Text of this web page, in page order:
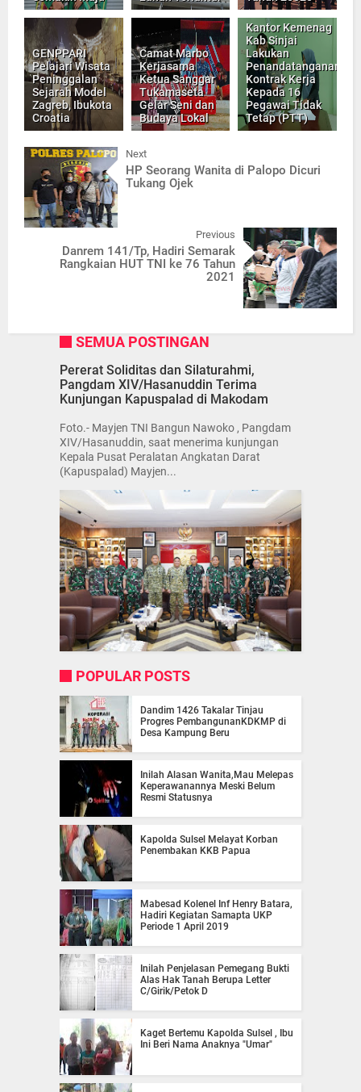
GENPPARI
Pelajari Wisata
Peninggalan
Sejarah Model
Zagreb, Ibukota
Croatia
Camat Marbo
Kerjasama
Ketua Sanggar
Tukamaseta
Gelar Seni dan
Budaya Lokal
Kantor Kemenag
Kab Sinjai
Lakukan
Penandatanganan
Kontrak Kerja
Kepada 16
Pegawai Tidak
Tetap (PTT)
Next
HP Seorang Wanita di Palopo Dicuri
Tukang Ojek
Previous
Danrem 141/Tp, Hadiri Semarak
Rangkaian HUT TNI ke 76 Tahun
2021
SEMUA POSTINGAN
Pererat Soliditas dan Silaturahmi,
Pangdam XIV/Hasanuddin Terima
Kunjungan Kapuspalad di Makodam
Foto.- Mayjen TNI Bangun Nawoko , Pangdam
XIV/Hasanuddin, saat menerima kunjungan
Kepala Pusat Peralatan Angkatan Darat
(Kapuspalad) Mayjen...
POPULAR POSTS
Dandim 1426 Takalar Tinjau
Progres PembangunanKDKMP di
Desa Kampung Beru
Inilah Alasan Wanita,Mau Melepas
Keperawanannya Meski Belum
Resmi Statusnya
Kapolda Sulsel Melayat Korban
Penembakan KKB Papua
Mabesad Kolenel Inf Henry Batara,
Hadiri Kegiatan Samapta UKP
Periode 1 April 2019
Inilah Penjelasan Pemegang Bukti
Alas Hak Tanah Berupa Letter
C/Girik/Petok D
Kaget Bertemu Kapolda Sulsel , Ibu
Ini Beri Nama Anaknya "Umar"